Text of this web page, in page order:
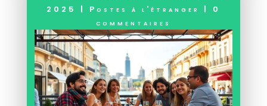
2025
| Postes à l'étranger | 0
commentaires